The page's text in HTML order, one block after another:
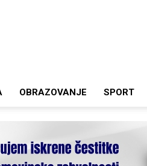
OBRAZOVANJE SPORT